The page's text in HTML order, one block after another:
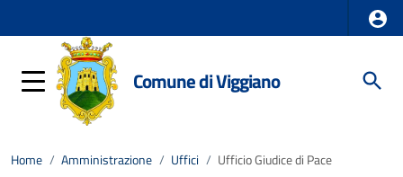
Comune di Viggiano
Home / Amministrazione / Uffici / Ufficio Giudice di Pace